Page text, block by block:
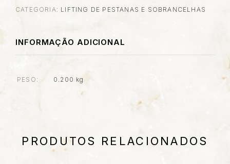
CATEGORIA: LIFTING DE PESTANAS E SOBRANCELHAS
INFORMAÇÃO ADICIONAL
PESO 0.200 kg
PRODUTOS RELACIONADOS